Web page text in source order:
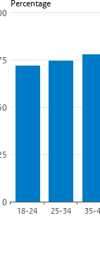
als data tabel.
grafiek heeft 1 Y-
Percentage
0
18-24 25-34 35-